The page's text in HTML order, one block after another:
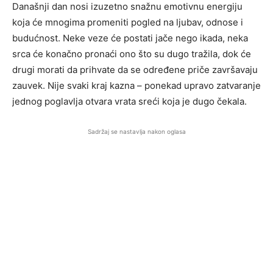
Današnji dan nosi izuzetno snažnu emotivnu energiju
koja će mnogima promeniti pogled na ljubav, odnose i
budućnost. Neke veze će postati jače nego ikada, neka
srca će konačno pronaći ono što su dugo tražila, dok će
drugi morati da prihvate da se određene priče završavaju
zauvek. Nije svaki kraj kazna – ponekad upravo zatvaranje
jednog poglavlja otvara vrata sreći koja je dugo čekala.
Sadržaj se nastavlja nakon oglasa